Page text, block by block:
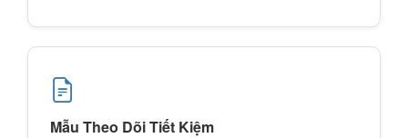
Mẫu Theo Dõi Tiết Kiệm